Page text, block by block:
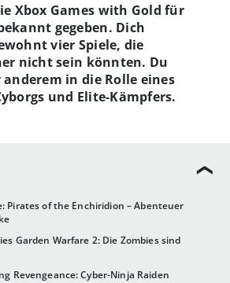
Pirates of the Enchiridion – Abenteuer
Garden Warfare 2: Die Zombies sind
Revengeance: Cyber-Ninja Raiden
Xbox Games with Gold für
gegeben. Dich
vier Spiele, die
nicht sein könnten. Du
in die Rolle eines
und Elite-Kämpfers.